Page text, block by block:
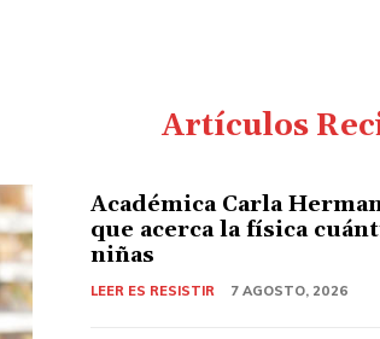
Artículos
Académica Carla
que acerca la física
niñas
LEER ES RESISTIR 7 AGOSTO, 2026